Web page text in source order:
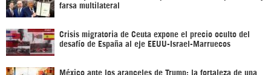
farsa multilateral
Crisis migratoria de Ceuta expone el precio oculto del
desafío de España al eje EEUU-Israel-Marruecos
México ante los aranceles de Trump: la fortaleza de una